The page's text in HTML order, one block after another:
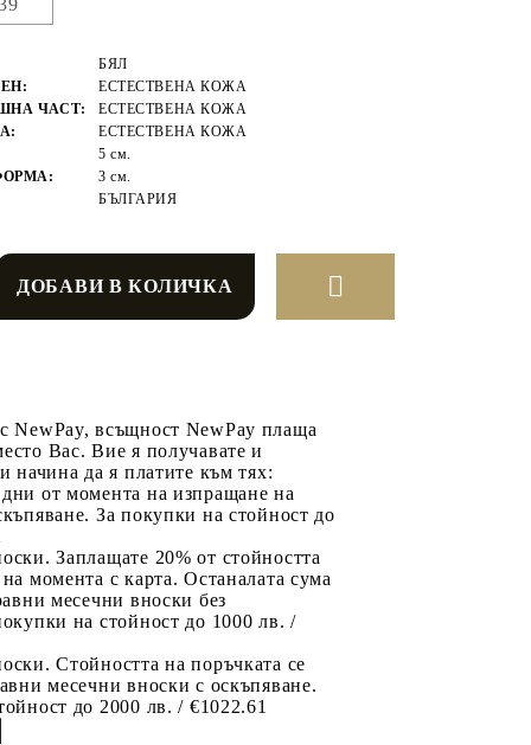
БЯЛ
ЕСТЕСТВЕНА КОЖА
ЧАСТ:
ЕСТЕСТВЕНА КОЖА
ЕСТЕСТВЕНА КОЖА
5 см.
3 см.
БЪЛГАРИЯ
NewPay, всъщност NewPay плаща
Вас. Вие я получавате и
начина да я платите към тях:
от момента на изпращане на
За покупки на стойност до
Заплащате 20% от стойността
момента с карта. Останалата сума
месечни вноски без
на стойност до 1000 лв. /
Стойността на поръчката се
месечни вноски с оскъпяване.
до 2000 лв. / €1022.61